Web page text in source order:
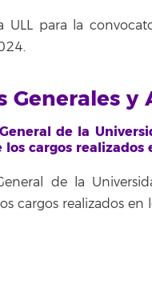
ULL para la
Generales
de la
cargos
de la
cargos realizados